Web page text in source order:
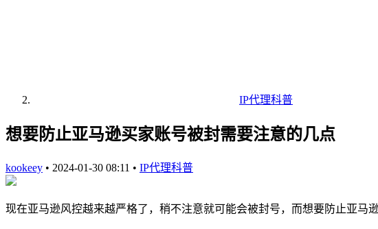
IP代理科普
想要防止亚马逊买家账号被封需要注意的几点
kookeey • 2024-01-30 08:11 • IP代理科普
现在亚马逊风控越来越严格了，稍不注意就可能会被封号，而想要防止亚马